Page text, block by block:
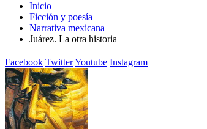
Inicio
Ficción y poesía
Narrativa mexicana
Juárez. La otra historia
Facebook TwitterYoutube Instagram